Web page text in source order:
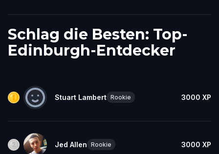
Schlag die Besten: Top-
Edinburgh-Entdecker
Stuart Lambert Rookie 3000 XP
Jed Allen Rookie 3000 XP